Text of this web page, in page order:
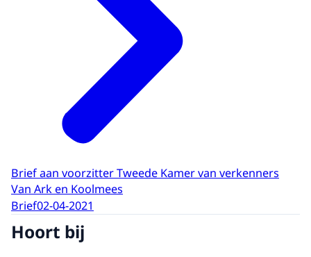
Brief aan voorzitter Tweede Kamer van verkenners
Van Ark en Koolmees
Brief02-04-2021
Hoort bij